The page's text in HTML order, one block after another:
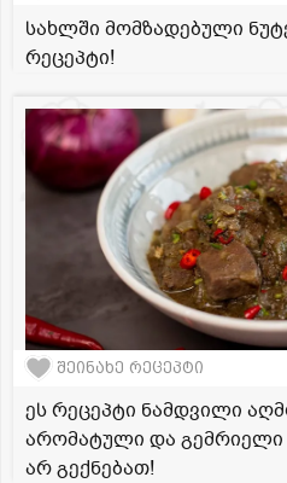
სახლში მომზადებული
რეცეპტი!
შეინახე რეცეპტი
ეს რეცეპტი ნამდვილი
არომატული და გემრიელი
არ გექნებათ!